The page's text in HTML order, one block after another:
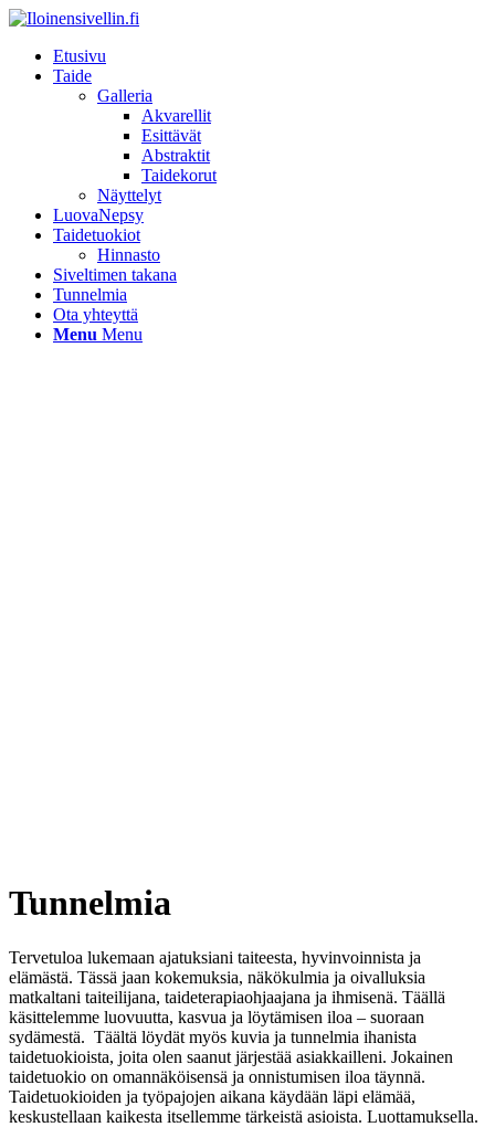
Etusivu
Taide
Galleria
Akvarellit
Esittävät
Abstraktit
Taidekorut
Näyttelyt
LuovaNepsy
Taidetuokiot
Hinnasto
Siveltimen takana
Tunnelmia
Ota yhteyttä
Menu Menu
Tunnelmia
Tervetuloa lukemaan ajatuksiani taiteesta, hyvinvoinnista ja
elämästä. Tässä jaan kokemuksia, näkökulmia ja oivalluksia
matkaltani taiteilijana, taideterapiaohjaajana ja ihmisenä. Täällä
käsittelemme luovuutta, kasvua ja löytämisen iloa – suoraan
sydämestä. Täältä löydät myös kuvia ja tunnelmia ihanista
taidetuokioista, joita olen saanut järjestää asiakkailleni. Jokainen
taidetuokio on omannäköisensä ja onnistumisen iloa täynnä.
Taidetuokioiden ja työpajojen aikana käydään läpi elämää,
keskustellaan kaikesta itsellemme tärkeistä asioista. Luottamuksella.